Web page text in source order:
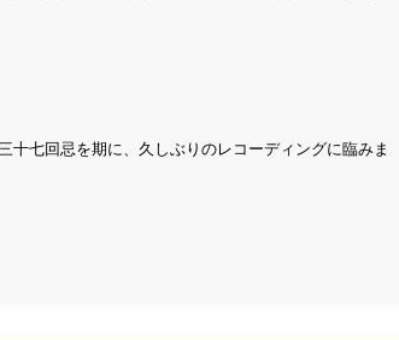
七回忌を期に、久しぶりのレコーディングに臨みま